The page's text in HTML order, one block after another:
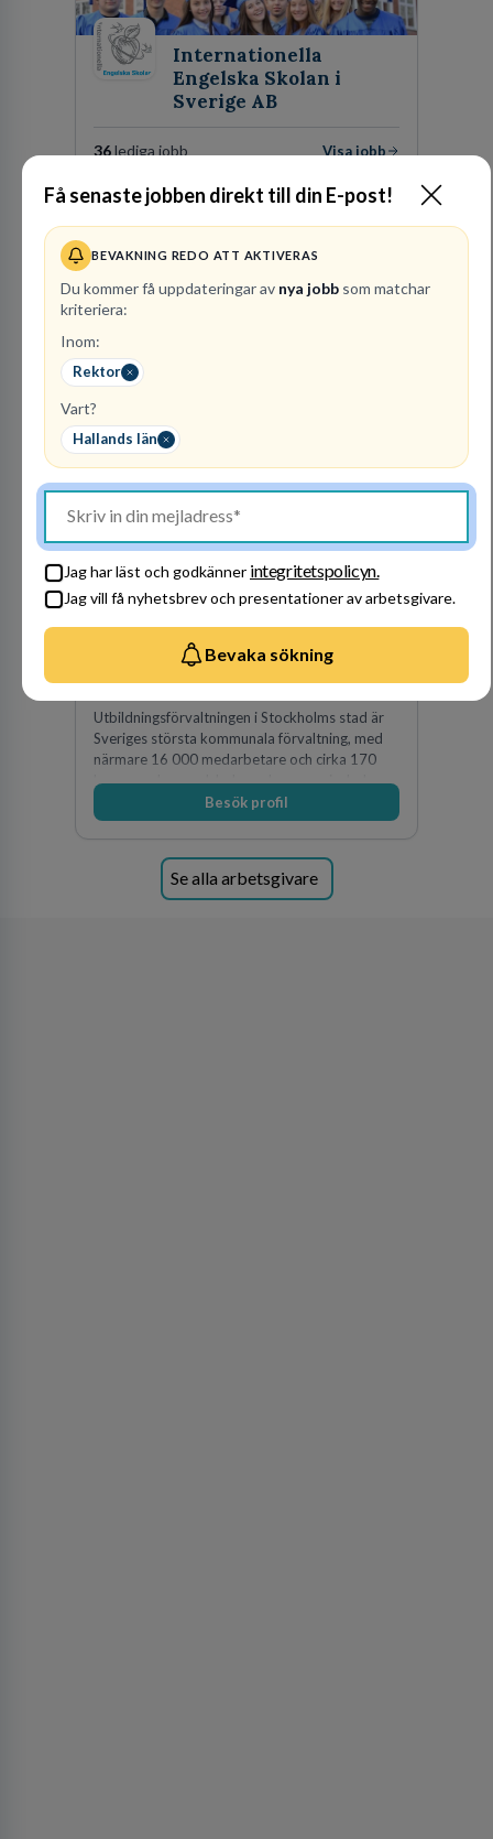
Få senaste jobben direkt till din E-post!
BEVAKNING REDO ATT AKTIVERAS
Du kommer få uppdateringar av nya jobb som matchar
kriteriera:
Inom:
Rektor
Vart?
Hallands län
Jag har läst och godkänner integritetspolicyn.
Jag vill få nyhetsbrev och presentationer av arbetsgivare.
Bevaka sökning
Internationella
Engelska Skolan i
Sverige AB
36lediga jobb
Visa jobb
Sveriges största skolaktörer på grundskolenivå.
kvalitet sedan 1993.
Stockholms stad -
Utbildningsförvaltning
KOMMUN
75lediga jobb
Utbildningsförvaltningen i Stockholms stad är
Sveriges största kommunala förvaltning, med
närmare 16 000 medarbetare och cirka 170
kommunala grundskolor och gymnasieskolor
Besök profil
Se alla arbetsgivare